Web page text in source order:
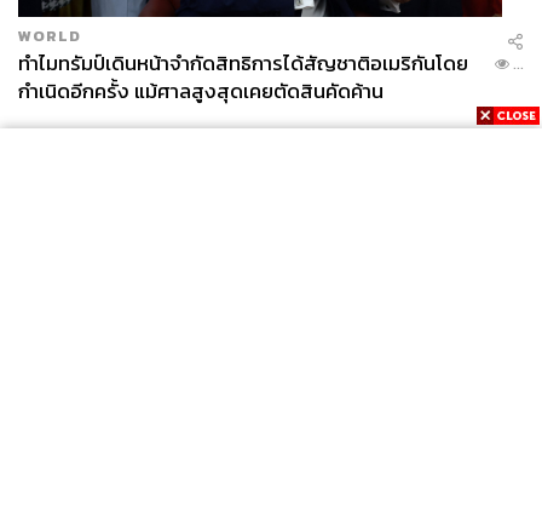
WORLD
ทำไมทรัมป์เดินหน้าจำกัดสิทธิการได้สัญชาติอเมริกันโดย
กำเนิดอีกครั้ง แม้ศาลสูงสุดเคยตัดสินคัดค้าน
...